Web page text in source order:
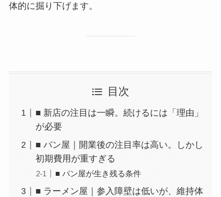
体的に掘り下げます。
目次
■ 新店の注目は一瞬。続けるには「理由」
が必要
■ パン屋｜開業後の注目率は高い。しかし
初期費用が重すぎる
■ パン屋が生き残る条件
■ ラーメン屋｜参入障壁は低いが、維持体